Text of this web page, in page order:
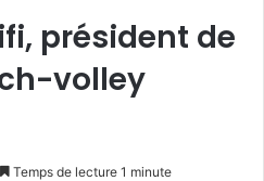
président de
volley
Temps de lecture 1 minute